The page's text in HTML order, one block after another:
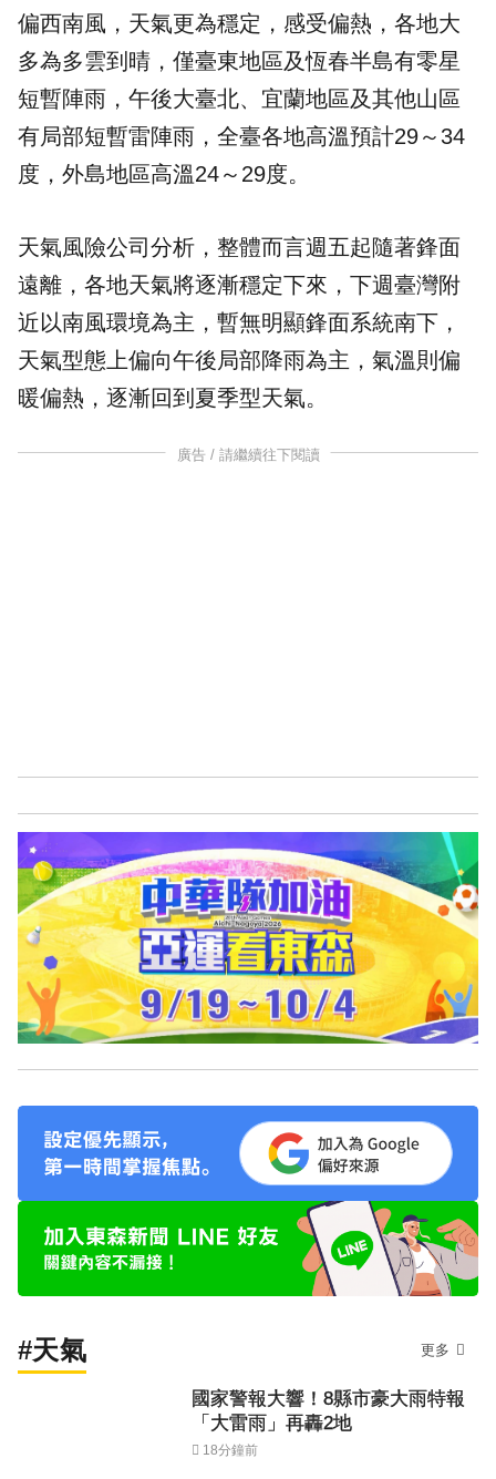
偏西南風，天氣更為穩定，感受偏熱，各地大
多為多雲到晴，僅臺東地區及恆春半島有零星
短暫陣雨，午後大臺北、宜蘭地區及其他山區
有局部短暫雷陣雨，全臺各地高溫預計29～34
度，外島地區高溫24～29度。
天氣風險公司 分析，整體而言週五起隨著鋒面
遠離，各地天氣將逐漸穩定下來，下週臺灣附
近以南風環境為主，暫無明顯鋒面系統南下，
天氣型態上偏向午後局部降雨為主，氣溫則偏
暖偏熱，逐漸回到夏季型天氣。
廣告 / 請繼續往下閱讀
#天氣 更多
國家警報大響！8縣市豪大雨特報
「大雷雨」再轟2地
18分鐘前